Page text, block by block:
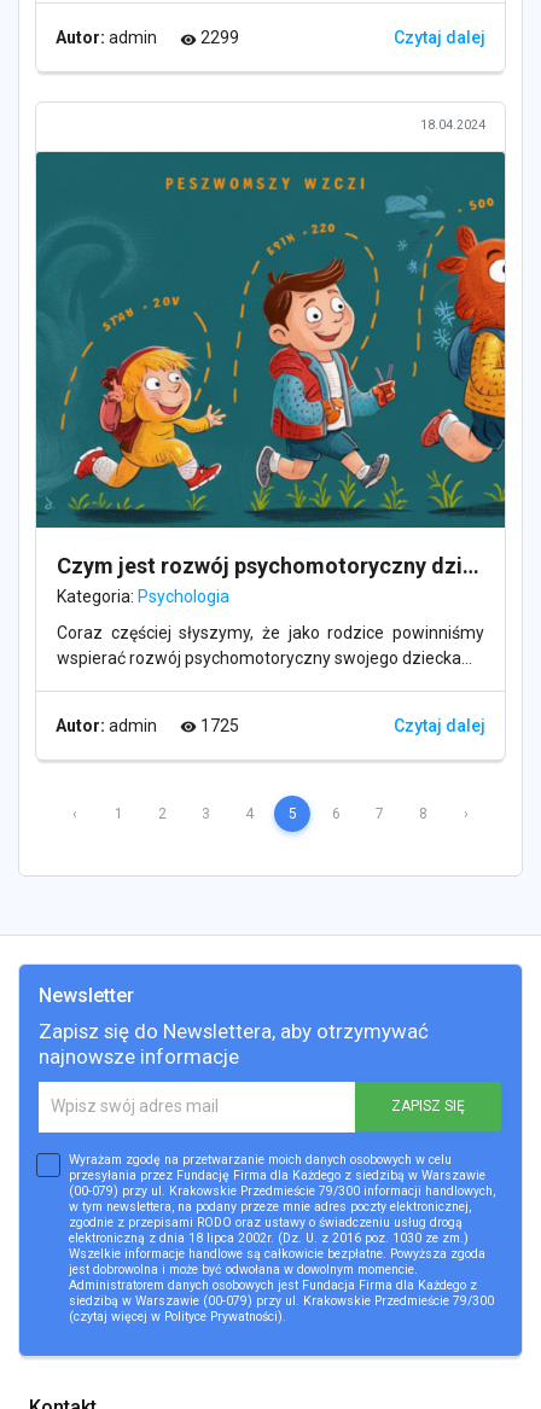
Autor: admin visibility 2299 Czytaj dalej
18.04.2024
Czym jest rozwój psychomotoryczny dziecka i jak go wspierać?
Kategoria: Psychologia
Coraz częściej słyszymy, że jako rodzice powinniśmy
wspierać rozwój psychomotoryczny swojego dziecka...
Autor: admin visibility 1725 Czytaj dalej
‹ 1 2 3 4 5 6 7 8 ›
Newsletter
Zapisz się do Newslettera, aby otrzymywać
najnowsze informacje
ZAPISZ SIĘ
Wyrażam zgodę na przetwarzanie moich danych osobowych w celu
przesyłania przez Fundację Firma dla Każdego z siedzibą w Warszawie
(00-079) przy ul. Krakowskie Przedmieście 79/300 informacji handlowych,
w tym newslettera, na podany przeze mnie adres poczty elektronicznej,
zgodnie z przepisami RODO oraz ustawy o świadczeniu usług drogą
elektroniczną z dnia 18 lipca 2002r. (Dz. U. z 2016 poz. 1030 ze zm.)
Wszelkie informacje handlowe są całkowicie bezpłatne. Powyższa zgoda
jest dobrowolna i może być odwołana w dowolnym momencie.
Administratorem danych osobowych jest Fundacja Firma dla Każdego z
siedzibą w Warszawie (00-079) przy ul. Krakowskie Przedmieście 79/300
(czytaj więcej w Polityce Prywatności).